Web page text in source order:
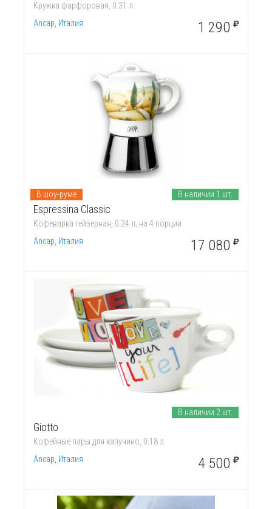
Кружка фарфоровая, 0.31 л
Ancap, Италия
1 290
Espressina Classic
Кофеварка гейзерная, 0.24 л, на 4 порции
Ancap, Италия
В шоу-руме В наличии 1 шт.
17 080
Giotto
Кофейные пары для капучино, 0.18 л
Ancap, Италия
В наличии 2 шт.
4 500